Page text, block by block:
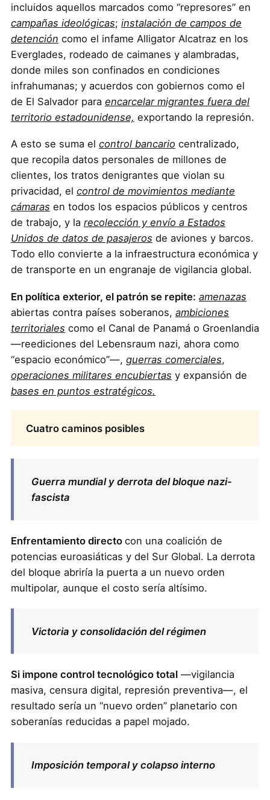
incluidos aquellos marcados como “represores” en
campañas ideológicas; instalación de campos de
detención como el infame Alligator Alcatraz en los
Everglades, rodeado de caimanes y alambradas,
donde miles son confinados en condiciones
infrahumanas; y acuerdos con gobiernos como el
de El Salvador para encarcelar migrantes fuera del
territorio estadounidense, exportando la represión.
A esto se suma el control bancario centralizado,
que recopila datos personales de millones de
clientes, los tratos denigrantes que violan su
privacidad, el control de movimientos mediante
cámaras en todos los espacios públicos y centros
de trabajo, y la recolección y envío a Estados
Unidos de datos de pasajeros de aviones y barcos.
Todo ello convierte a la infraestructura económica y
de transporte en un engranaje de vigilancia global.
En política exterior, el patrón se repite: amenazas
abiertas contra países soberanos, ambiciones
territoriales como el Canal de Panamá o Groenlandia
—reediciones del Lebensraum nazi, ahora como
“espacio económico”—, guerras comerciales,
operaciones militares encubiertas y expansión de
bases en puntos estratégicos.
Cuatro caminos posibles
Guerra mundial y derrota del bloque nazi-
fascista
Enfrentamiento directo con una coalición de
potencias euroasiáticas y del Sur Global. La derrota
del bloque abriría la puerta a un nuevo orden
multipolar, aunque el costo sería altísimo.
Victoria y consolidación del régimen
Si impone control tecnológico total—vigilancia
masiva, censura digital, represión preventiva—, el
resultado sería un “nuevo orden” planetario con
soberanías reducidas a papel mojado.
Imposición temporal y colapso interno